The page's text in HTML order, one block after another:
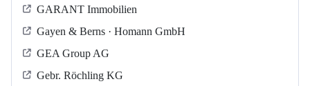
GARANT Immobilien
Gayen & Berns · Homann GmbH
GEA Group AG
Gebr. Röchling KG